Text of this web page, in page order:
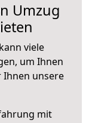
Umzug
viele
um Ihnen
Ihnen unsere
mit